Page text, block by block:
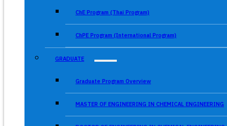
ChE Program (Thai Program)
ChPE Program (International Program)
GRADUATE
Graduate Program Overview
MASTER OF ENGINEERING IN CHEMICAL ENGINEERING